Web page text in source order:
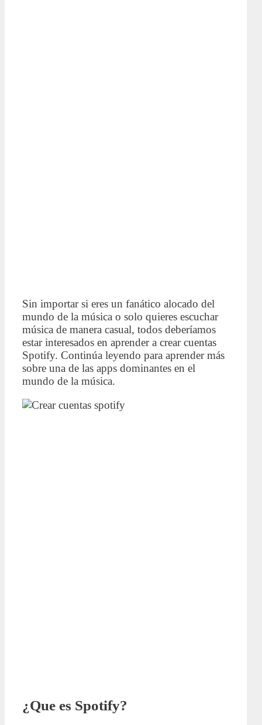
Sin importar si eres un fanático alocado del
mundo de la música o solo quieres escuchar
música de manera casual, todos deberíamos
estar interesados en aprender a crear cuentas
Spotify. Continúa leyendo para aprender más
sobre una de las apps dominantes en el
mundo de la música.
¿Que es Spotify?